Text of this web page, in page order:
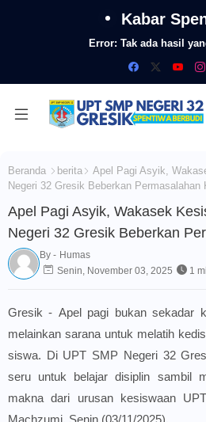
Kabar
Error: Tak ada hasil
Beranda berita
Apel Pagi Asyik,
Negeri 32 Gresik Beberkan Permasalahan
Apel Pagi Asyik, Wakasek
Negeri 32 Gresik Beberkan
By - Humas
Senin, November 03, 2025
1
Gresik - Apel pagi bukan sekadar
melainkan sarana untuk melatih
siswa. Di UPT SMP Negeri 32
seru untuk belajar disiplin sambil
makna dari urusan kesiswaan
Machzumi, Senin (03/11/2025).